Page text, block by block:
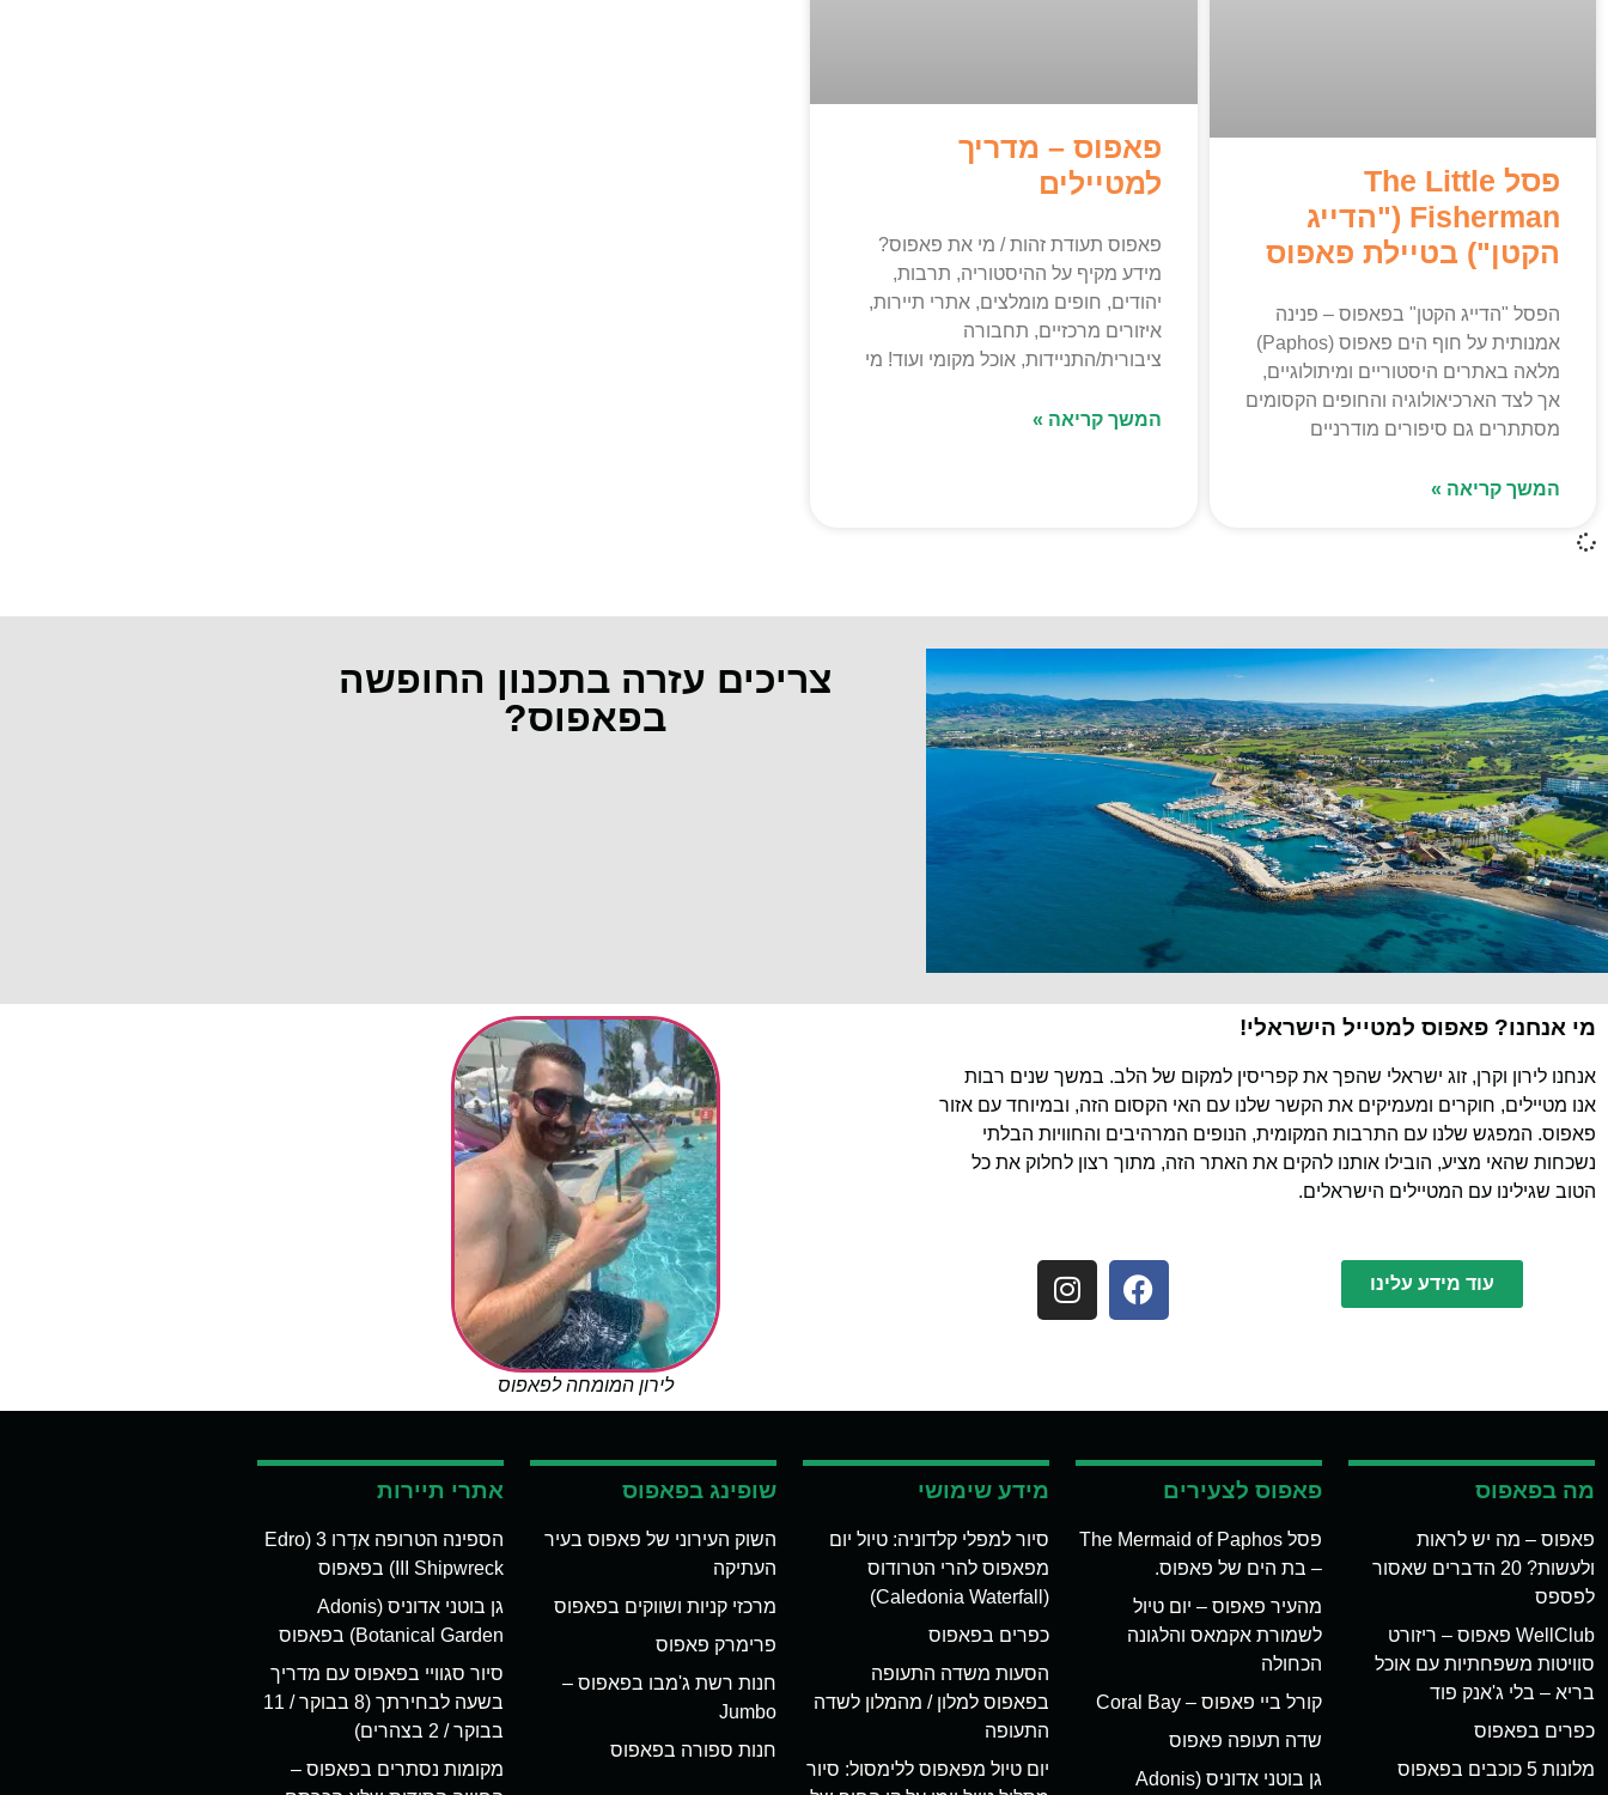
פסל The Little
Fisherman ("הדייג
הקטן") בטיילת פאפוס
הפסל "הדייג הקטן" בפאפוס – פנינה
אמנותית על חוף הים פאפוס (Paphos)
מלאה באתרים היסטוריים ומיתולוגיים,
אך לצד הארכיאולוגיה והחופים הקסומים
מסתתרים גם סיפורים מודרניים
המשך קריאה »
פאפוס – מדריך
למטיילים
פאפוס תעודת זהות / מי את פאפוס?
מידע מקיף על ההיסטוריה, תרבות,
יהודים, חופים מומלצים, אתרי תיירות,
איזורים מרכזיים, תחבורה
ציבורית/התניידות, אוכל מקומי ועוד! מי
המשך קריאה »
צריכים עזרה בתכנון החופשה
בפאפוס?
מי אנחנו? פאפוס למטייל הישראלי!
אנחנו לירון וקרן, זוג ישראלי שהפך את קפריסין למקום של הלב. במשך שנים רבות
אנו מטיילים, חוקרים ומעמיקים את הקשר שלנו עם האי הקסום הזה, ובמיוחד עם אזור
פאפוס. המפגש שלנו עם התרבות המקומית, הנופים המרהיבים והחוויות הבלתי
נשכחות שהאי מציע, הובילו אותנו להקים את האתר הזה, מתוך רצון לחלוק את כל
הטוב שגילינו עם המטיילים הישראלים.
עוד מידע עלינו
לירון המומחה לפאפוס
מה בפאפוס
פאפוס – מה יש לראות
ולעשות? 20 הדברים שאסור
לפספס
WellClub פאפוס – ריזורט
סוויטות משפחתיות עם אוכל
בריא – בלי ג'אנק פוד
כפרים בפאפוס
מלונות 5 כוכבים בפאפוס
פאפוס לצעירים
פסל The Mermaid of Paphos
– בת הים של פאפוס.
מהעיר פאפוס – יום טיול
לשמורת אקמאס והלגונה
הכחולה
קורל ביי פאפוס – Coral Bay
שדה תעופה פאפוס
גן בוטני אדוניס (Adonis
מידע שימושי
סיור למפלי קלדוניה: טיול יום
מפאפוס להרי הטרודוס
(Caledonia Waterfall)
כפרים בפאפוס
הסעות משדה התעופה
בפאפוס למלון / מהמלון לשדה
התעופה
יום טיול מפאפוס ללימסול: סיור
שופינג בפאפוס
השוק העירוני של פאפוס בעיר
העתיקה
מרכזי קניות ושווקים בפאפוס
פרימרק פאפוס
חנות רשת ג'מבו בפאפוס –
Jumbo
חנות ספורה בפאפוס
אתרי תיירות
הספינה הטרופה אדְרו 3 (Edro
III Shipwreck) בפאפוס
גן בוטני אדוניס (Adonis
Botanical Garden) בפאפוס
סיור סגוויי בפאפוס עם מדריך
בשעה לבחירתך (8 בבוקר / 11
בבוקר / 2 בצהרים)
מקומות נסתרים בפאפוס –